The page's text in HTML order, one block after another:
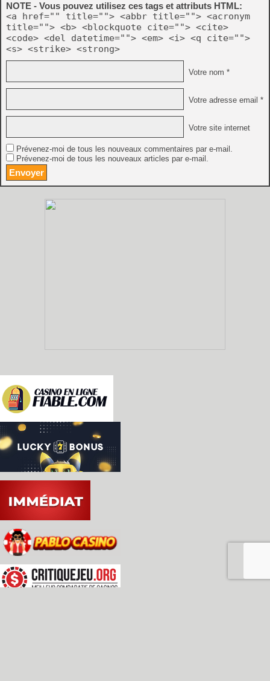
NOTE - Vous pouvez utilisez ces tags et attributs HTML:
<a href="" title=""> <abbr title=""> <acronym
title=""> <b> <blockquote cite=""> <cite>
<code> <del datetime=""> <em> <i> <q cite="">
<s> <strike> <strong>
Votre nom *
Votre adresse email *
Votre site internet
Prévenez-moi de tous les nouveaux commentaires par e-mail.
Prévenez-moi de tous les nouveaux articles par e-mail.